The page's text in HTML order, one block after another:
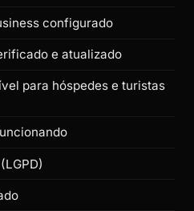
configurado
e atualizado
para hóspedes e turistas